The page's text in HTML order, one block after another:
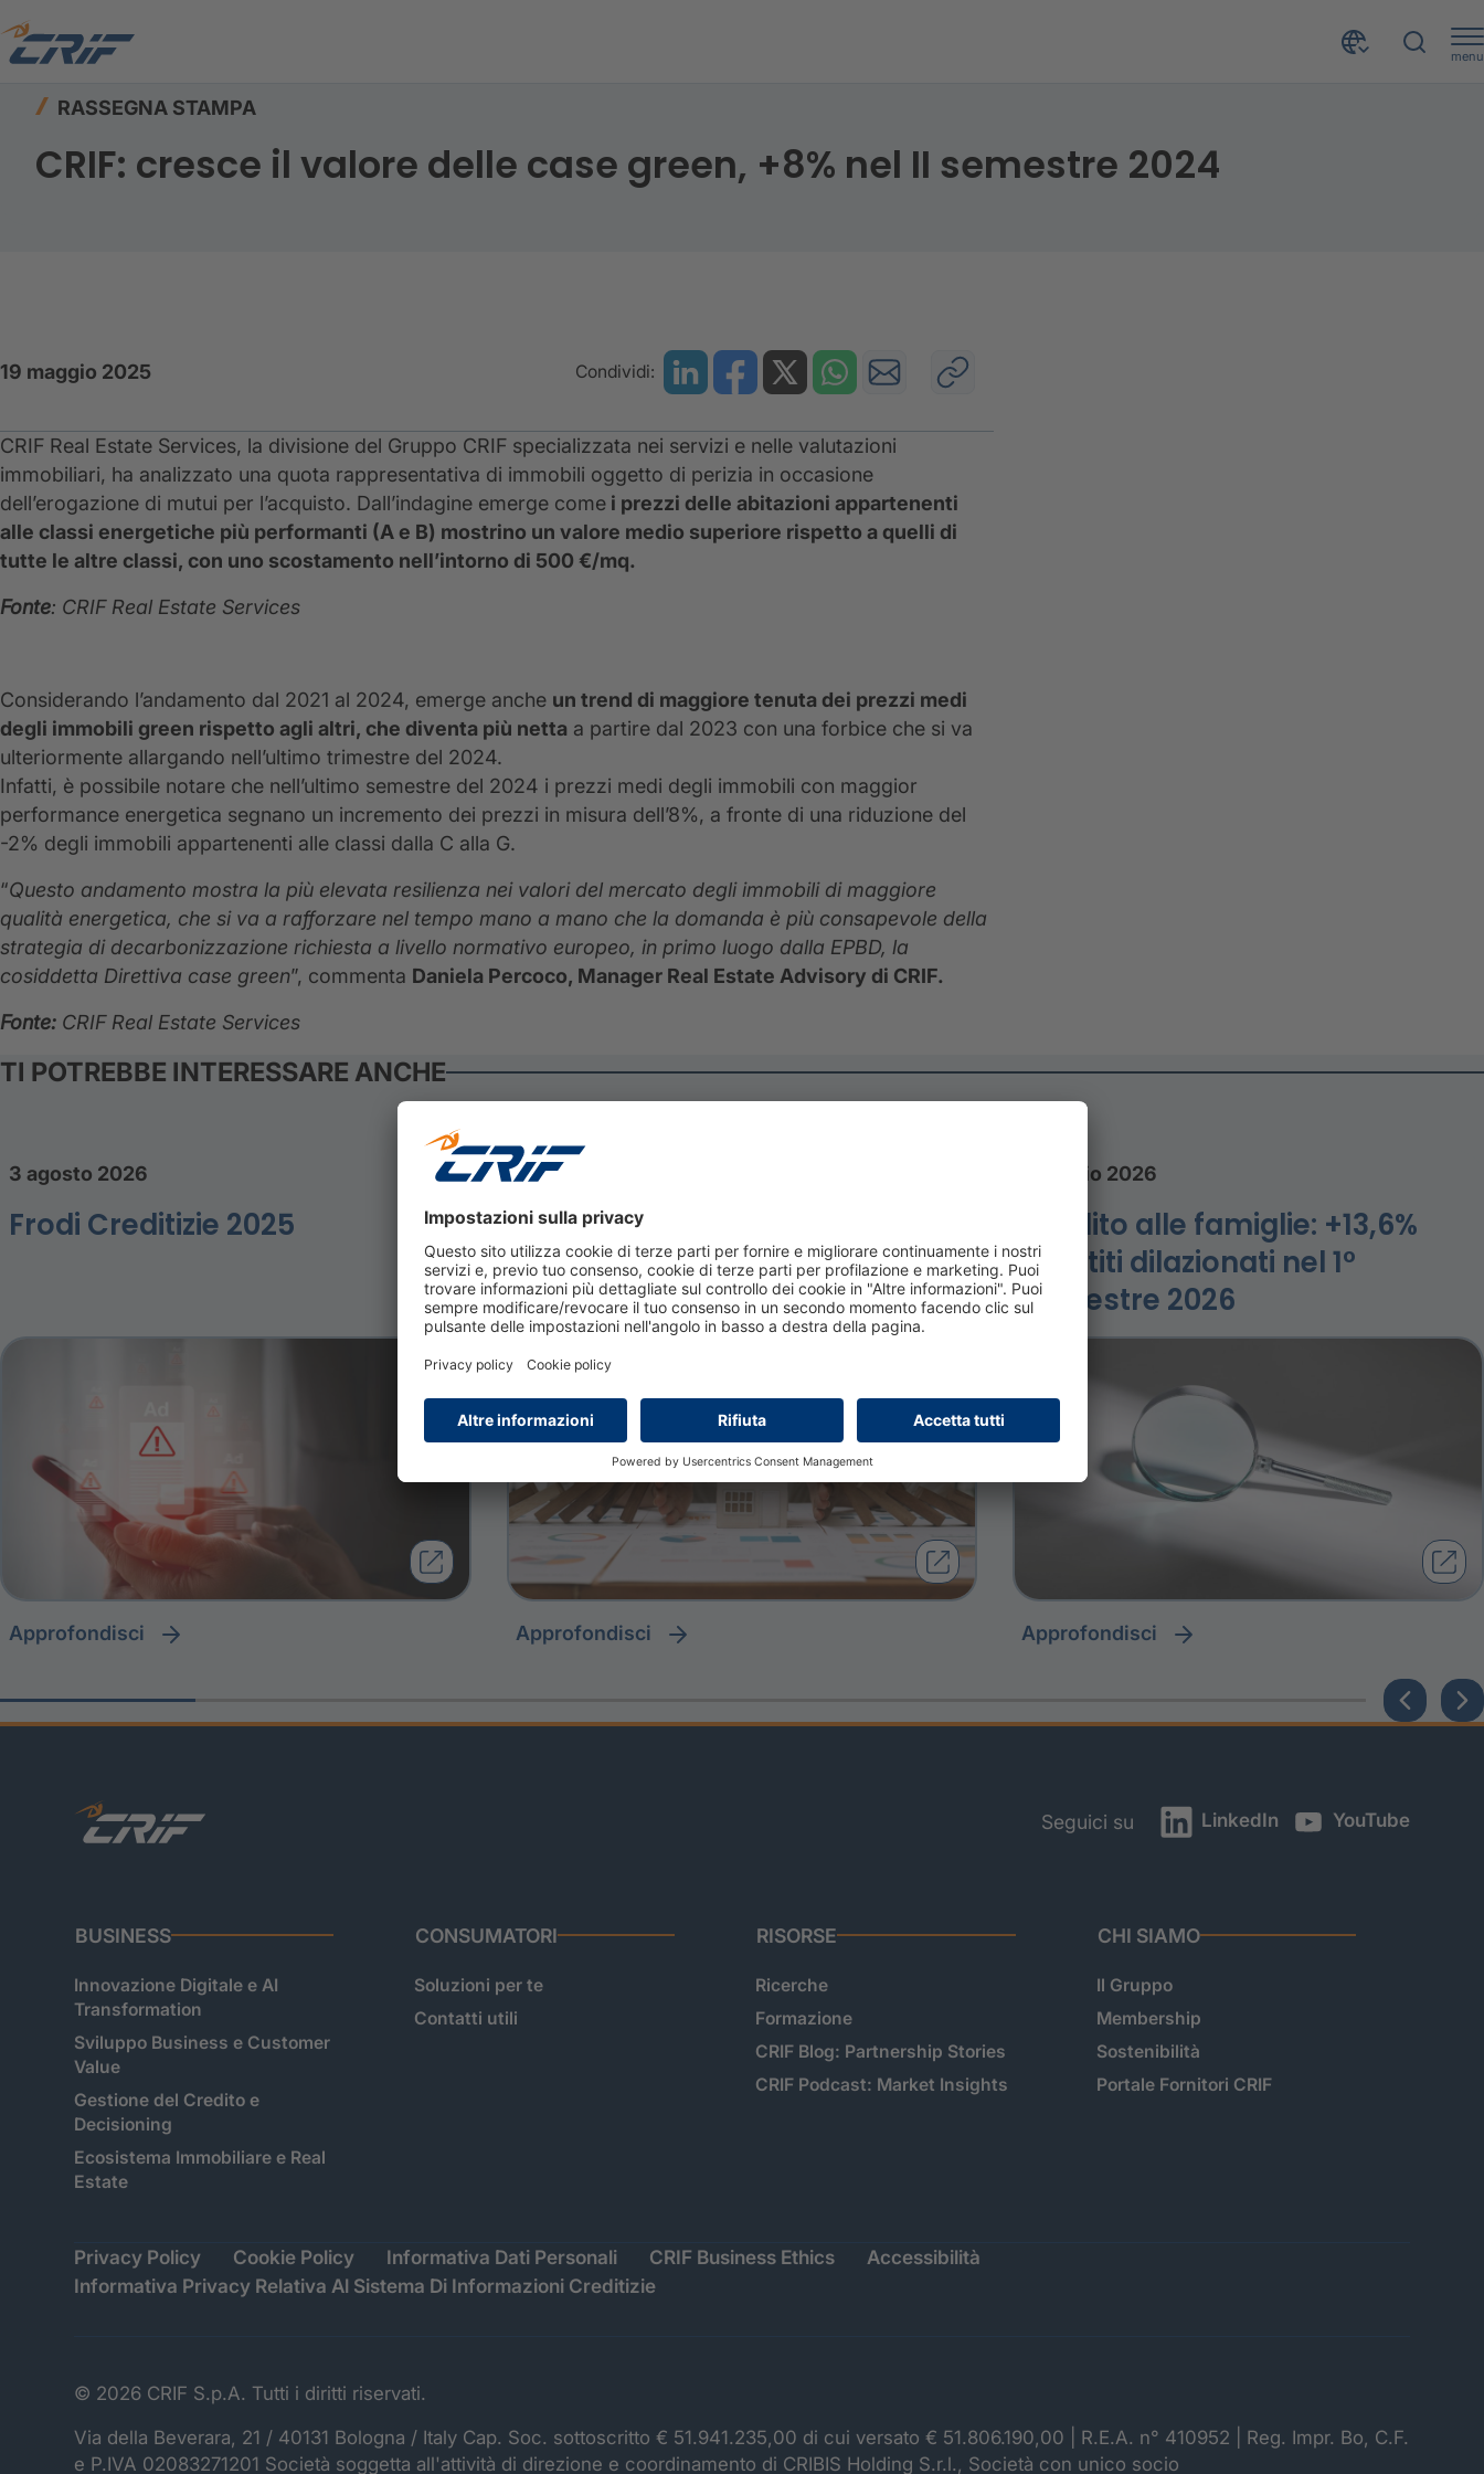
menu
Home
RASSEGNA STAMPA
CRIF: cresce il valore delle case green, +8% nel II semestre 2024
19 maggio 2025 Condividi:
CRIF Real Estate Services, la divisione del Gruppo CRIF specializzata nei servizi e nelle valutazioni
immobiliari, ha analizzato una quota rappresentativa di immobili oggetto di perizia in occasione
dell’erogazione di mutui per l’acquisto. Dall’indagine emerge come i prezzi delle abitazioni appartenenti
alle classi energetiche più performanti (A e B) mostrino un valore medio superiore rispetto a quelli di
tutte le altre classi, con uno scostamento nell’intorno di 500 €/mq.
Fonte: CRIF Real Estate Services
Considerando l’andamento dal 2021 al 2024, emerge anche un trend di maggiore tenuta dei prezzi medi
degli immobili green rispetto agli altri, che diventa più netta a partire dal 2023 con una forbice che si va
ulteriormente allargando nell’ultimo trimestre del 2024.
Infatti, è possibile notare che nell’ultimo semestre del 2024 i prezzi medi degli immobili con maggior
performance energetica segnano un incremento dei prezzi in misura dell’8%, a fronte di una riduzione del
-2% degli immobili appartenenti alle classi dalla C alla G.
“Questo andamento mostra la più elevata resilienza nei valori del mercato degli immobili di maggiore
qualità energetica, che si va a rafforzare nel tempo mano a mano che la domanda è più consapevole della
strategia di decarbonizzazione richiesta a livello normativo europeo, in primo luogo dalla EPBD, la
cosiddetta Direttiva case green”, commenta Daniela Percoco, Manager Real Estate Advisory di CRIF.
Fonte: CRIF Real Estate Services
TI POTREBBE INTERESSARE ANCHE
3 agosto 2026
Frodi Creditizie 2025
approfondisci
29 luglio 2026
Domanda Mutui secondo
trimestre 2026
approfondisci
27 luglio 2026
Credito alle famiglie: +13,6%
prestiti dilazionati nel 1°
Semestre 2026
approfondisci
Seguici su LinkedIn YouTube
BUSINESS
Innovazione Digitale e AI
Transformation
Sviluppo Business e Customer
Value
Gestione del Credito e
Decisioning
Ecosistema Immobiliare e Real
Estate
CONSUMATORI
Soluzioni per te
Contatti utili
RISORSE
Ricerche
Formazione
CRIF Blog: Partnership Stories
CRIF Podcast: Market Insights
CHI SIAMO
Il Gruppo
Membership
Sostenibilità
Portale Fornitori CRIF
Privacy Policy Cookie Policy Informativa Dati Personali CRIF Business Ethics
Accessibilità
Informativa Privacy Relativa Al Sistema Di Informazioni Creditizie
© 2026 CRIF S.p.A. Tutti i diritti riservati.
Via della Beverara, 21 / 40131 Bologna / Italy Cap. Soc. sottoscritto € 51.941.235,00 di cui versato € 51.806.190,00 | R.E.A. n° 410952 | Reg. Impr. Bo, C.F.
e P.IVA 02083271201 Società soggetta all'attività di direzione e coordinamento di CRIBIS Holding S.r.l., Società con unico socio